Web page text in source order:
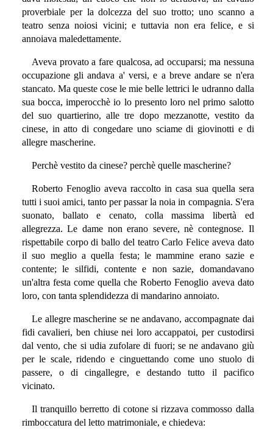
proverbiale per la dolcezza del suo trotto; uno scanno a
teatro senza noiosi vicini; e tuttavia non era felice, e si
annoiava maledettamente.
Aveva provato a fare qualcosa, ad occuparsi; ma nessuna
occupazione gli andava a' versi, e a breve andare se n'era
stancato. Ma queste cose le mie belle lettrici le udranno dalla
sua bocca, imperocchè io lo presento loro nel primo salotto
del suo quartierino, alle tre dopo mezzanotte, vestito da
cinese, in atto di congedare uno sciame di giovinotti e di
allegre mascherine.
Perchè vestito da cinese? perchè quelle mascherine?
Roberto Fenoglio aveva raccolto in casa sua quella sera
tutti i suoi amici, tanto per passar la noia in compagnia. S'era
suonato, ballato e cenato, colla massima libertà ed
allegrezza. Le dame non erano severe, nè contegnose. Il
rispettabile corpo di ballo del teatro Carlo Felice aveva dato
il suo meglio a quella festa; le mammine erano sazie e
contente; le silfidi, contente e non sazie, domandavano
un'altra festa come quella che Roberto Fenoglio aveva dato
loro, con tanta splendidezza di mandarino annoiato.
Le allegre mascherine se ne andavano, accompagnate dai
fidi cavalieri, ben chiuse nei loro accappatoi, per custodirsi
dal vento, che si udia zufolare di fuori; se ne andavano giù
per le scale, ridendo e cinguettando come uno stuolo di
passere, o di cingallegre, e destando tutto il pacifico
vicinato.
Il tranquillo berretto di cotone si rizzava commosso dalla
rimboccatura del letto matrimoniale, e chiedeva: